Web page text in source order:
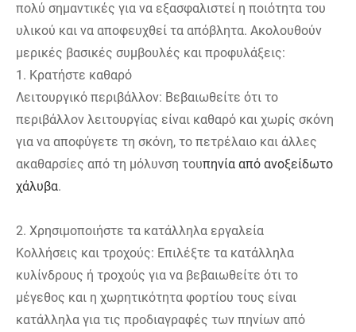
πολύ σημαντικές για να εξασφαλιστεί η ποιότητα του
υλικού και να αποφευχθεί τα απόβλητα. Ακολουθούν
μερικές βασικές συμβουλές και προφυλάξεις:
1. Κρατήστε καθαρό
Λειτουργικό περιβάλλον: Βεβαιωθείτε ότι το
περιβάλλον λειτουργίας είναι καθαρό και χωρίς σκόνη
για να αποφύγετε τη σκόνη, το πετρέλαιο και άλλες
ακαθαρσίες από τη μόλυνση τουπηνία από ανοξείδωτο
χάλυβα.
2. Χρησιμοποιήστε τα κατάλληλα εργαλεία
Κολλήσεις και τροχούς: Επιλέξτε τα κατάλληλα
κυλίνδρους ή τροχούς για να βεβαιωθείτε ότι το
μέγεθος και η χωρητικότητα φορτίου τους είναι
κατάλληλα για τις προδιαγραφές των πηνίων από